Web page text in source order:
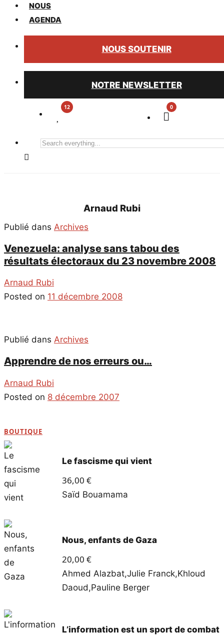
NOUS
AGENDA
NOUS SOUTENIR
NOTRE NEWSLETTER
0
Search
Arnaud Rubi
Publié dans Archives
Venezuela: analyse sans tabou des
résultats électoraux du 23 novembre 2008
Arnaud Rubi
Posted on 11 décembre 2008
Publié dans Archives
Apprendre de nos erreurs ou…
Arnaud Rubi
Posted on 8 décembre 2007
BOUTIQUE
Le fascisme qui vient
36,00 €
Saïd Bouamama
Nous, enfants de Gaza
20,00 €
Ahmed Alazbat,Julie Franck,Khloud
Daoud,Pauline Berger
L’information est un sport de combat